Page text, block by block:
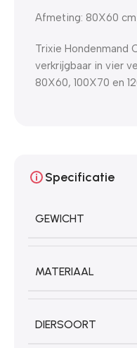
Afmeting: 80X60 cm
Trixie Hondenmand
verkrijgbaar in vier
80X60, 100X70 en
Specificatie
GEWICHT
MATERIAAL
DIERSOORT